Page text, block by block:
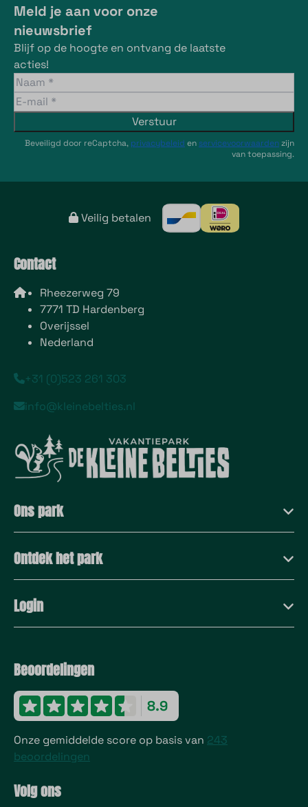
Meld je aan voor onze
nieuwsbrief
Blijf op de hoogte en ontvang de laatste
acties!
Verstuur
Beveiligd door reCaptcha, privacybeleid en servicevoorwaardenzijn
van toepassing.
Veilig betalen
Contact
Rheezerweg 79
7771 TD Hardenberg
Overijssel
Nederland
+31 (0)523 261 303
info@kleinebelties.nl
Ons park
Ontdek het park
Login
Beoordelingen
8.9
Onze gemiddelde score op basis van 243
beoordelingen
Volg ons